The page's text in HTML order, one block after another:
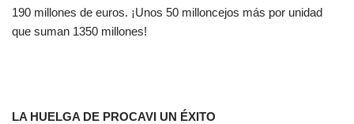
190 millones de euros. ¡Unos 50 milloncejos más por unidad
que suman 1350 millones!
LA HUELGA DE PROCAVI UN ÉXITO